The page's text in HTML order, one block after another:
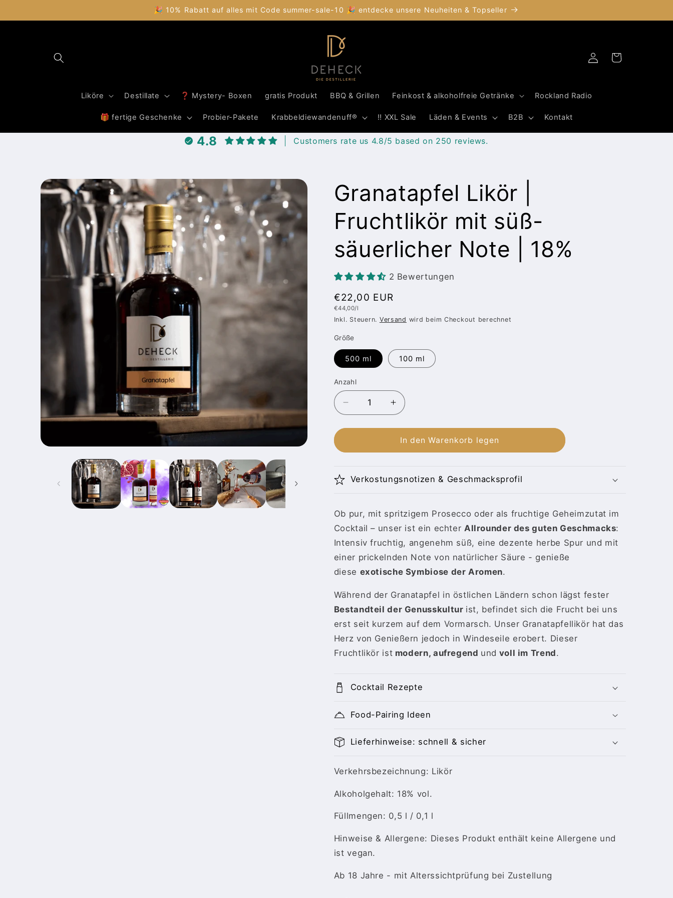
Inhalt
🎉 10% Rabatt auf alles mit Code summer-sale-10 🎉 entdecke unsere Neuheiten & Topseller
Liköre Destillate ❓ Mystery- Boxen gratis Produkt BBQ & Grillen Feinkost & alkoholfreie Getränke Rockland Radio
🎁 fertige Geschenke Probier-Pakete Krabbeldiewandenuff® ‼️ XXL Sale Läden & Events B2B Kontakt
EinloggenWarenkorb
4.8 Customers rate us 4.8/5 based on 250 reviews.
Zu
Produktinformationen
springen
Granatapfel Likör |
Fruchtlikör mit süß-
säuerlicher Note | 18%
2 Bewertungen
Normaler
Preis
€22,00 EUR
Grundpreis
€44,00/l
Inkl. Steuern. Versand wird beim Checkout berechnet
Größe
500 ml 100 ml
Anzahl
Anzahl
Verringere
die
Menge
Granatapfel
Fruchtlikör
säuerlicher
Note
|
Erhöhe
die
Menge
für
Granatapfel
Fruchtlikör
säuerlicher
Note
|
18%
In den Warenkorb legen
Verkostungsnotizen & Geschmacksprofil
Ob pur, mit spritzigem Prosecco oder als fruchtige Geheimzutat im
Cocktail – unser ist ein echter Allrounder des guten Geschmacks:
Intensiv fruchtig, angenehm süß, eine dezente herbe Spur und mit
einer prickelnden Note von natürlicher Säure - genieße
diese exotische Symbiose der Aromen.
Während der Granatapfel in östlichen Ländern schon lägst fester
Bestandteil der Genusskultur ist, befindet sich die Frucht bei uns
erst seit kurzem auf dem Vormarsch. Unser Granatapfellikör hat das
Herz von Genießern jedoch in Windeseile erobert. Dieser
Fruchtlikör ist modern, aufregend und voll im Trend.
Cocktail Rezepte
Food-Pairing Ideen
Lieferhinweise: schnell & sicher
Verkehrsbezeichnung: Likör
Alkoholgehalt: 18% vol.
Füllmengen: 0,5 l / 0,1 l
Hinweise & Allergene: Dieses Produkt enthält keine Allergene und
ist vegan.
Ab 18 Jahre - mit Alterssichtprüfung bei Zustellung